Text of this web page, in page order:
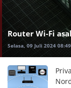
Router Wi-Fi
Selasa, 09 Juli 2024 08:49